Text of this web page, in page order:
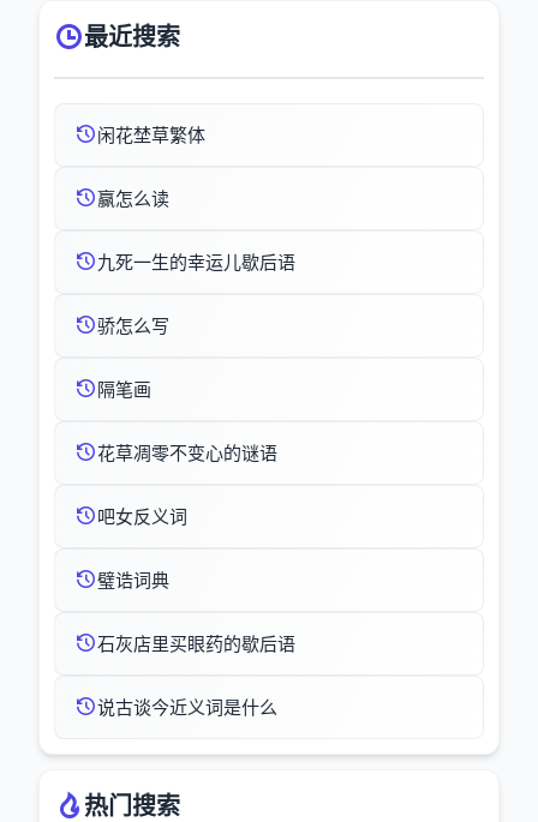
最近搜索
闲花埜草繁体
赢怎么读
九死一生的幸运儿歇后语
骄怎么写
隔笔画
花草凋零不变心的谜语
吧女反义词
璧诰词典
石灰店里买眼药的歇后语
说古谈今近义词是什么
热门搜索